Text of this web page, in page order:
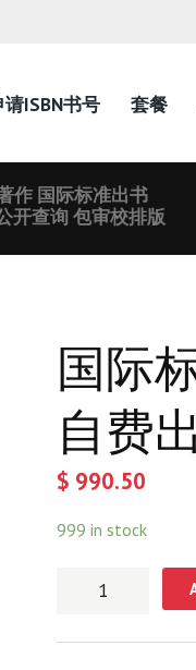
请ISBN书号 套餐
作 国际标准出书
开查询 包审校排版
国际
自费
$ 990.50
999 in stock